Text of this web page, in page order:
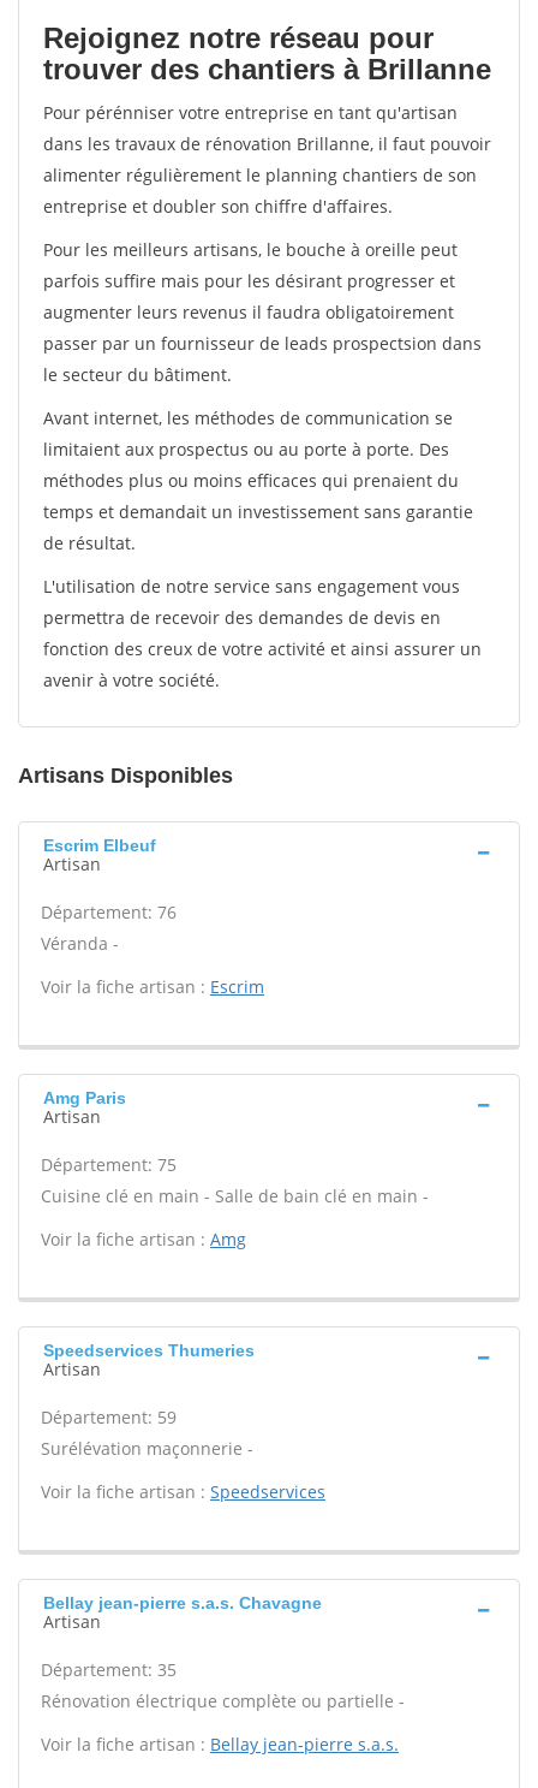
Rejoignez notre réseau pour
trouver des chantiers à Brillanne
Pour pérénniser votre entreprise en tant qu'artisan
dans les travaux de rénovation Brillanne, il faut pouvoir
alimenter régulièrement le planning chantiers de son
entreprise et doubler son chiffre d'affaires.
Pour les meilleurs artisans, le bouche à oreille peut
parfois suffire mais pour les désirant progresser et
augmenter leurs revenus il faudra obligatoirement
passer par un fournisseur de leads prospectsion dans
le secteur du bâtiment.
Avant internet, les méthodes de communication se
limitaient aux prospectus ou au porte à porte. Des
méthodes plus ou moins efficaces qui prenaient du
temps et demandait un investissement sans garantie
de résultat.
L'utilisation de notre service sans engagement vous
permettra de recevoir des demandes de devis en
fonction des creux de votre activité et ainsi assurer un
avenir à votre société.
Artisans Disponibles
Escrim Elbeuf
Artisan
Département: 76
Véranda -
Voir la fiche artisan : Escrim
Amg Paris
Artisan
Département: 75
Cuisine clé en main - Salle de bain clé en main -
Voir la fiche artisan : Amg
Speedservices Thumeries
Artisan
Département: 59
Surélévation maçonnerie -
Voir la fiche artisan : Speedservices
Bellay jean-pierre s.a.s. Chavagne
Artisan
Département: 35
Rénovation électrique complète ou partielle -
Voir la fiche artisan : Bellay jean-pierre s.a.s.